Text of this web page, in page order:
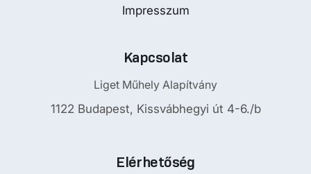
Impresszum
Kapcsolat
Liget Műhely Alapítvány
1122 Budapest, Kissvábhegyi út 4-6./b
Elérhetőség